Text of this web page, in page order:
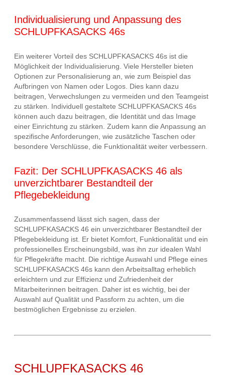
Individualisierung und Anpassung des
SCHLUPFKASACKS 46s
Ein weiterer Vorteil des SCHLUPFKASACKS 46s ist die
Möglichkeit der Individualisierung. Viele Hersteller bieten
Optionen zur Personalisierung an, wie zum Beispiel das
Aufbringen von Namen oder Logos. Dies kann dazu
beitragen, Verwechslungen zu vermeiden und den Teamgeist
zu stärken. Individuell gestaltete SCHLUPFKASACKS 46s
können auch dazu beitragen, die Identität und das Image
einer Einrichtung zu stärken. Zudem kann die Anpassung an
spezifische Anforderungen, wie zusätzliche Taschen oder
besondere Verschlüsse, die Funktionalität weiter verbessern.
Fazit: Der SCHLUPFKASACKS 46 als
unverzichtbarer Bestandteil der
Pflegebekleidung
Zusammenfassend lässt sich sagen, dass der
SCHLUPFKASACKS 46 ein unverzichtbarer Bestandteil der
Pflegebekleidung ist. Er bietet Komfort, Funktionalität und ein
professionelles Erscheinungsbild, was ihn zur idealen Wahl
für Pflegekräfte macht. Die richtige Auswahl und Pflege eines
SCHLUPFKASACKS 46s kann den Arbeitsalltag erheblich
erleichtern und zur Effizienz und Zufriedenheit der
Mitarbeiterinnen beitragen. Daher ist es wichtig, bei der
Auswahl auf Qualität und Passform zu achten, um die
bestmöglichen Ergebnisse zu erzielen.
SCHLUPFKASACKS 46